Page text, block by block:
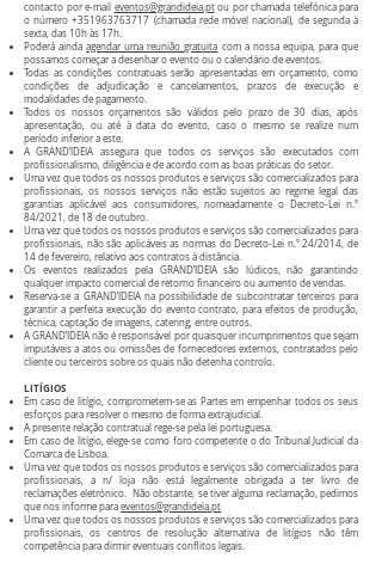
contacto por e-mail eventos@grandideia.ptou por chamada telefónica para
o número+351963763717 (chamada rede móvel nacional), de segunda à
sexta, das 10h às 17h.
Poderá aindaagendar uma reunião gratuita com a nossa equipa, para que
possamos começar a desenhar o evento ou o calendário de eventos.
Todas as condições contratuais serão apresentadas em orçamento, como
condições de adjudicação e cancelamentos, prazos de execução e
modalidades de pagamento.
Todos os nossos orçamentos são válidos pelo prazo de 30 dias, após
apresentação, ou até à data do evento, caso o mesmo se realize num
período inferior a este.
A GRAND’IDEIA assegura que todos os serviços são executados com
profissionalismo, diligência e de acordo com as boas práticas do setor.
Uma vez que todos os nossos produtos e serviços são comercializados para
profissionais, os nossos serviços não estão sujeitos ao regime legal das
garantias aplicável aos consumidores, nomeadamente o Decreto-Lei n.º
84/2021, de 18 de outubro.
Uma vez que todos os nossos produtos e serviços são comercializados para
profissionais, não são aplicáveis as normas do Decreto-Lei n.º 24/2014, de
14 de fevereiro, relativo aos contratos à distância.
Os eventos realizados pela GRAND’IDEIA são lúdicos, não garantindo
qualquer impacto comercial de retorno financeiro ou aumento de vendas.
Reserva-se a GRAND’IDEIA na possibilidade de subcontratar terceiros para
garantir a perfeita execução do evento contrato, para efeitos de produção,
técnica, captação de imagens, catering, entre outros.
A GRAND’IDEIA não é responsável por quaisquer incumprimentos que sejam
imputáveis a atos ou omissões de fornecedores externos, contratados pelo
cliente ou terceiros sobre os quais não detenha controlo.
LITÍGIOS
Em caso de litígio, comprometem-se as Partes em empenhar todos os seus
esforços para resolver o mesmo de forma extrajudicial.
A presente relação contratual rege-se pela lei portuguesa.
Em caso de litígio, elege-se como foro competente o do Tribunal Judicial da
Comarca de Lisboa.
Uma vez que todos os nossos produtos e serviços são comercializados para
profissionais, a n/ loja não está legalmente obrigada a ter livro de
reclamações eletrónico. Não obstante, se tiver alguma reclamação, pedimos
que nos informe para eventos@grandideia.pt
Uma vez que todos os nossos produtos e serviços são comercializados para
profissionais, os centros de resolução alternativa de litígios não têm
competência para dirmir eventuais conflitos legais.